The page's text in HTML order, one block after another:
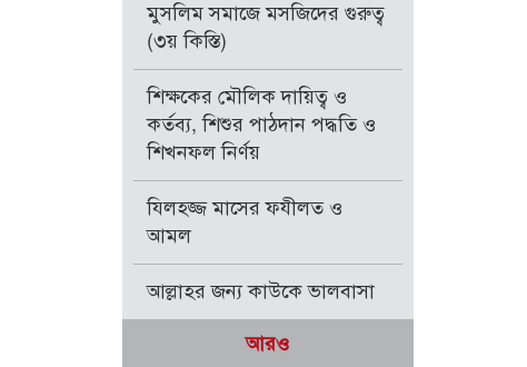
মুসলিম সমাজে মসজিদের গুরুত্ব
(৩য় কিস্তি)
শিক্ষকের মৌলিক দায়িত্ব ও
কর্তব্য, শিশুর পাঠদান পদ্ধতি ও
শিখনফল নির্ণয়
যিলহজ্জ মাসের ফযীলত ও
আমল
আল্লাহর জন্য কাউকে ভালবাসা
আরও